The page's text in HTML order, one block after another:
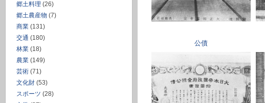
郷土料理 (26)
郷土農産物 (7)
商業 (131)
交通 (180)
林業 (18)
農業 (149)
芸術 (71)
文化財 (53)
スポーツ (28)
公債